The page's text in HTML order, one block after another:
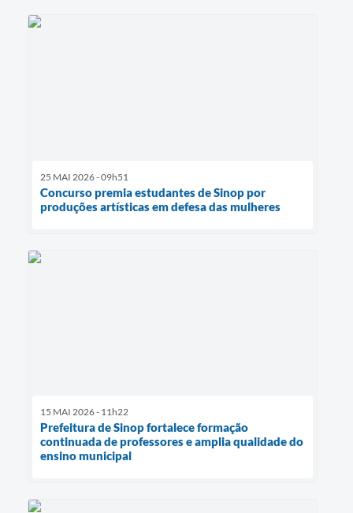
25 MAI 2026 - 09h51
Concurso premia estudantes de Sinop por
produções artísticas em defesa das mulheres
15 MAI 2026 - 11h22
Prefeitura de Sinop fortalece formação
continuada de professores e amplia qualidade do
ensino municipal